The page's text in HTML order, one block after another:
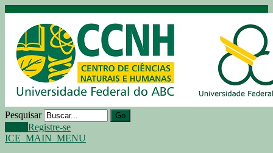
Pesquisar Go
Registre-se
ICE_MAIN_MENU